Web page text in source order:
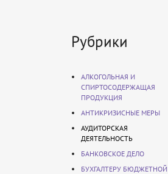
Рубрики
АЛКОГОЛЬНАЯ И
СПИРТОСОДЕРЖАЩАЯ
ПРОДУКЦИЯ
АНТИКРИЗИСНЫЕ МЕРЫ
АУДИТОРСКАЯ
ДЕЯТЕЛЬНОСТЬ
БАНКОВСКОЕ ДЕЛО
БУХГАЛТЕРУ БЮДЖЕТНОЙ